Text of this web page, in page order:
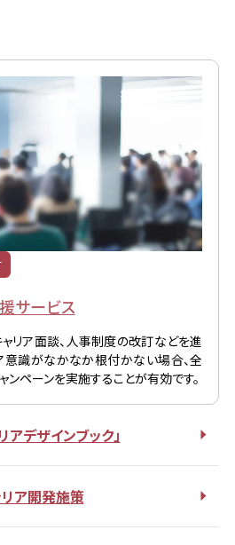
サービス
ャリア面談、人事制度の改訂などを進
意識がなかなか根付かない場合、全
ペーンを実施することが有効です。
デザインブック」
ア開発施策